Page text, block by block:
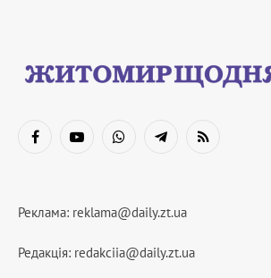
FacebookYouTubeWhatsAppTelegramRSS
Реклама: reklama@daily.zt.ua
Редакція: redakciia@daily.zt.ua